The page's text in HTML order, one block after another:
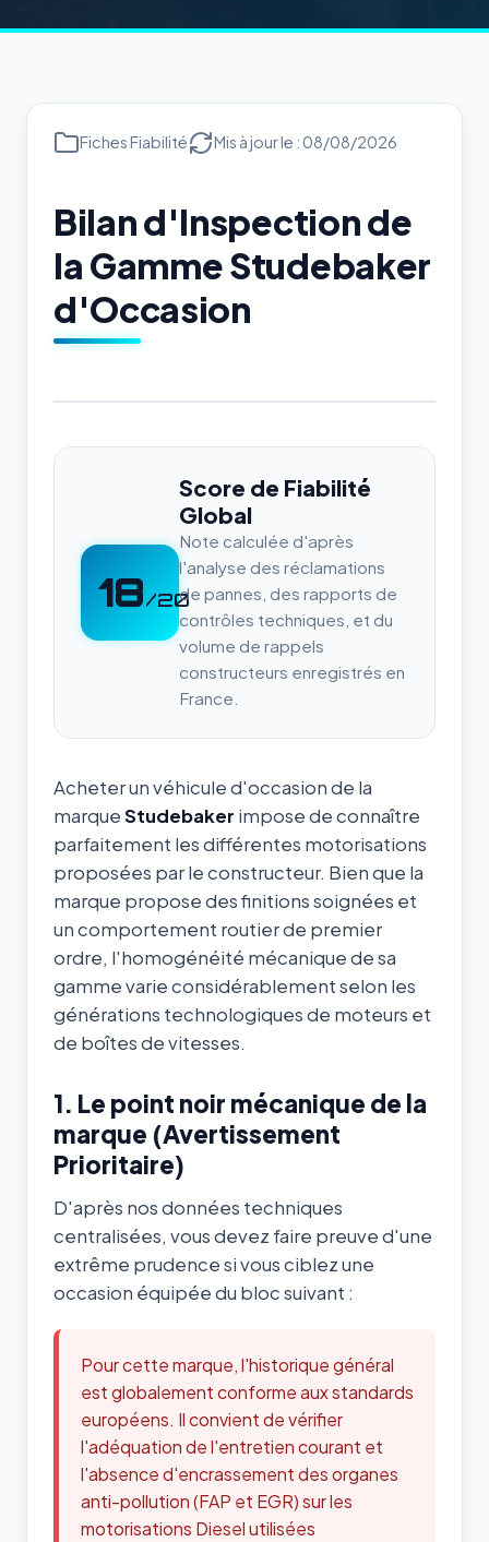
Fiches Fiabilité Mis à jour le : 08/08/2026
Bilan d'Inspection de
la Gamme Studebaker
d'Occasion
18/20
Score de Fiabilité
Global
Note calculée d'après
l'analyse des réclamations
de pannes, des rapports de
contrôles techniques, et du
volume de rappels
constructeurs enregistrés en
France.
Acheter un véhicule d'occasion de la
marqueStudebaker impose de connaître
parfaitement les différentes motorisations
proposées par le constructeur. Bien que la
marque propose des finitions soignées et
un comportement routier de premier
ordre, l'homogénéité mécanique de sa
gamme varie considérablement selon les
générations technologiques de moteurs et
de boîtes de vitesses.
1. Le point noir mécanique de la
marque (Avertissement
Prioritaire)
D'après nos données techniques
centralisées, vous devez faire preuve d'une
extrême prudence si vous ciblez une
occasion équipée du bloc suivant :
Pour cette marque, l'historique général
est globalement conforme aux standards
européens. Il convient de vérifier
l'adéquation de l'entretien courant et
l'absence d'encrassement des organes
anti-pollution (FAP et EGR) sur les
motorisations Diesel utilisées